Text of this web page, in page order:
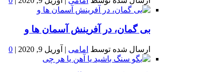
بى گمان، در آفرينش آسمان ها و
ارسال شده توسط امامی | آوریل 9, 2020 |
0